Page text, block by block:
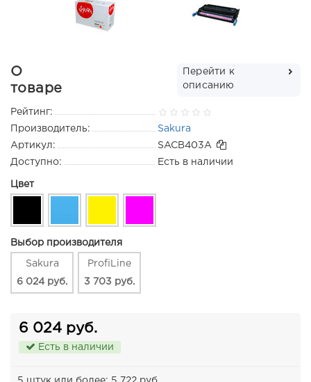
О
товаре
Перейти к
описанию
Рейтинг:
Производитель:
Sakura
Артикул:
SACB403A
Доступно:
Есть в наличии
Цвет
Выбор производителя
Sakura
6 024 руб.
ProfiLine
3 703 руб.
6 024 руб.
Есть в наличии